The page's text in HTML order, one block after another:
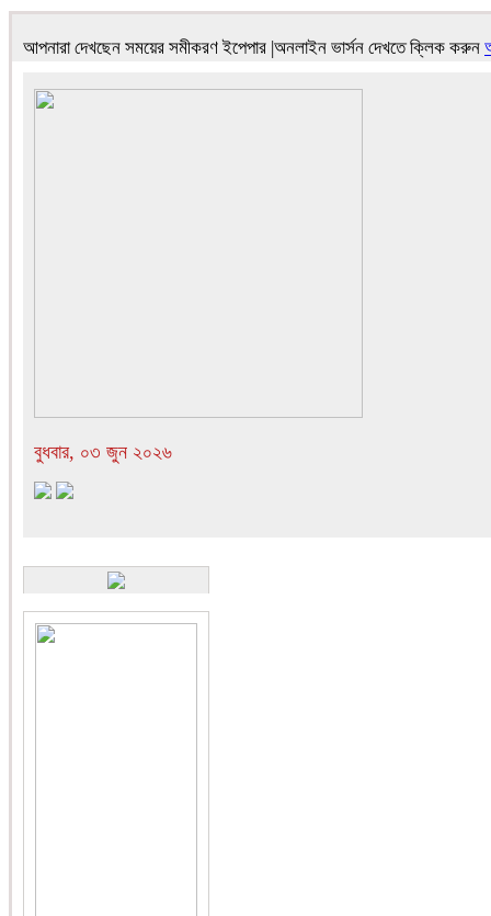
আপনারা দেখছেন সময়ের সমীকরণ ইপেপার |অনলাইন ভার্সন দেখতে ক্লিক করুন
বুধবার, ০৩ জুন ২০২৬